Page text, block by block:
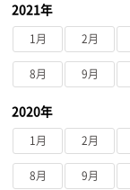
2021年
1月 2月
8月 9月
2020年
1月 2月
8月 9月